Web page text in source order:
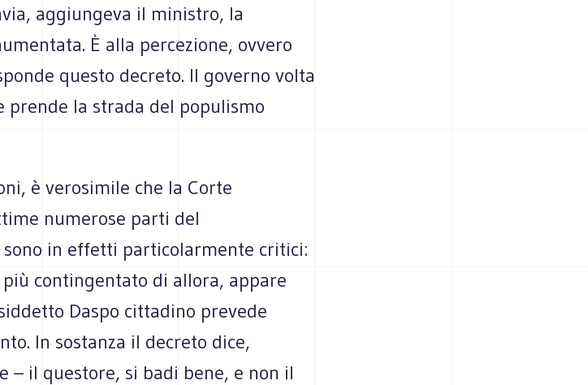
aggiungeva il ministro, la
È alla percezione, ovvero
questo decreto. Il governo volta
prende la strada del populismo
è verosimile che la Corte
numerose parti del
in effetti particolarmente critici:
contingentato di allora, appare
Daspo cittadino prevede
In sostanza il decreto dice,
– il questore, si badi bene, e non il